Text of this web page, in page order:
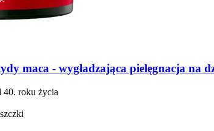
maca -​ wygładzająca pielęgnacja na
40. roku życia